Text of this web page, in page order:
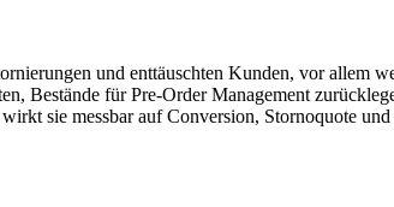
und enttäuschten Kunden, vor allem
Bestände für Pre-Order Management
sie messbar auf Conversion, Stornoquote